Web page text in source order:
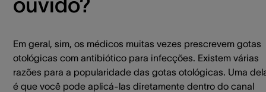
ouvido?
Em geral, sim, os médicos muitas vezes prescrevem gotas
otológicas com antibiótico para infecções. Existem várias
razões para a popularidade das gotas otológicas. Uma
é que você pode aplicá-las diretamente dentro do canal